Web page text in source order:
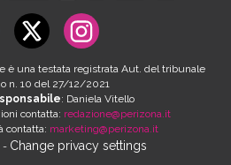
è una testata registrata Aut. del tribunale
n. 10 del 27/12/2021
: Daniela Vitello
contatta: redazione@perizona.it
contatta: marketing@perizona.it
- Change privacy settings